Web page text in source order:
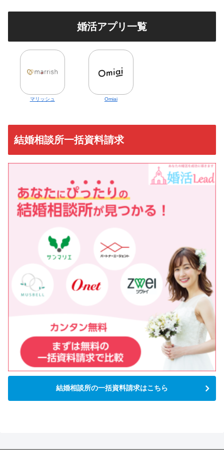
婚活アプリ一覧
マリッシュ Omiai
結婚相談所一括資料請求
結婚相談所の一括資料請求はこちら